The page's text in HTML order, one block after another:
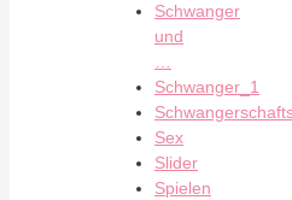
Schwanger
und
Schwanger_1
Sex
Slider
Spielen